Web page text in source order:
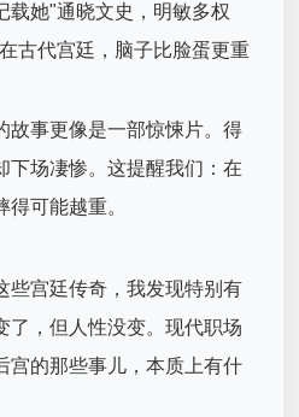
载她"通晓文史，明敏多权
古代宫廷，脑子比脸蛋更重
故事更像是一部惊悚片。得
下场凄惨。这提醒我们：在
可能越重。
些宫廷传奇，我发现特别有
了，但人性没变。现代职场
宫的那些事儿，本质上有什